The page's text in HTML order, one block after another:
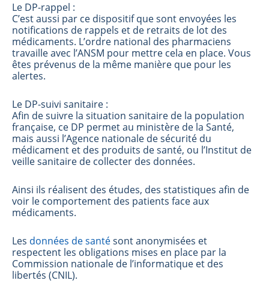
Le DP-rappel :
C’est aussi par ce dispositif que sont envoyées les
notifications de rappels et de retraits de lot des
médicaments. L’ordre national des pharmaciens
travaille avec l’ANSM pour mettre cela en place. Vous
êtes prévenus de la même manière que pour les
alertes.
Le DP-suivi sanitaire :
Afin de suivre la situation sanitaire de la population
française, ce DP permet au ministère de la Santé,
mais aussi l’Agence nationale de sécurité du
médicament et des produits de santé, ou l’Institut de
veille sanitaire de collecter des données.
Ainsi ils réalisent des études, des statistiques afin de
voir le comportement des patients face aux
médicaments.
Les données de santésont anonymisées et
respectent les obligations mises en place par la
Commission nationale de l’informatique et des
libertés (CNIL).